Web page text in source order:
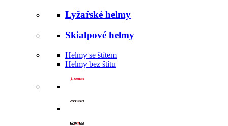
Lyžařské helmy
Skialpové helmy
Helmy se štítem
Helmy bez štítu